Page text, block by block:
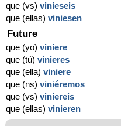
que (vs) vinieseis
que (ellas) viniesen
Future
que (yo) viniere
que (tú) vinieres
que (ella) viniere
que (ns) viniéremos
que (vs) viniereis
que (ellas) vinieren